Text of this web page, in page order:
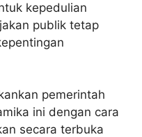
kepedulian
publik tetap
pemerintah
ini dengan cara
secara terbuka